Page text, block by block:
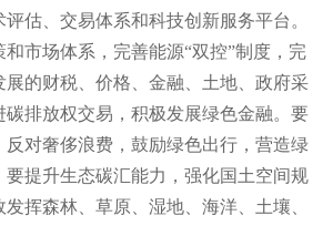
估、交易体系和科技创新服务平台。
市场体系，完善能源“双控”制度，完
展的财税、价格、金融、土地、政府采
碳排放权交易，积极发展绿色金融。要
反对奢侈浪费，鼓励绿色出行，营造绿
要提升生态碳汇能力，强化国土空间规
挥森林、草原、湿地、海洋、土壤、